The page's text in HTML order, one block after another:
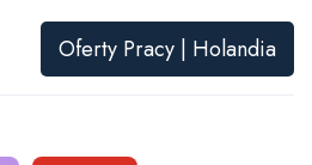
Oferty Pracy | Holandia